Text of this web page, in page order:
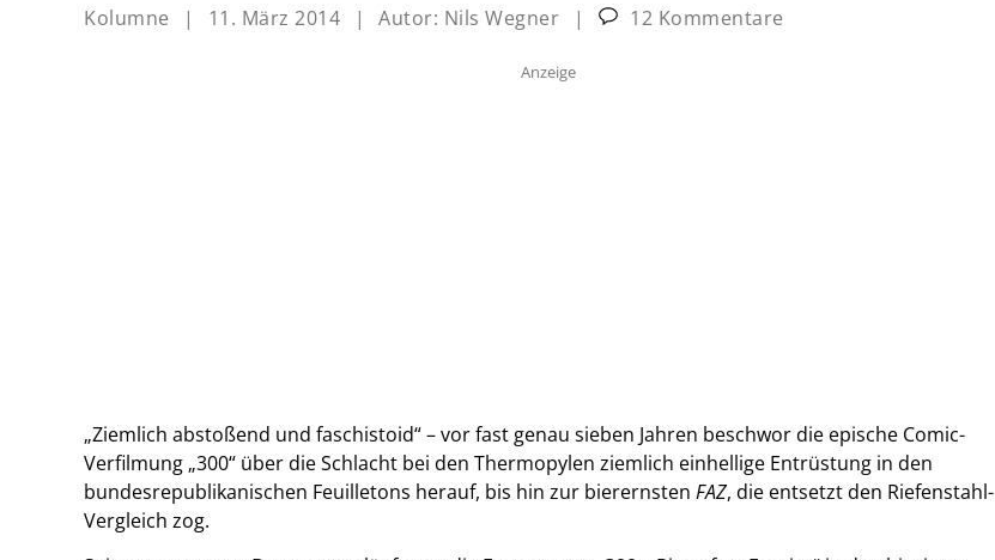
Kolumne | 11. März 2014 | Autor: Nils Wegner | 12 Kommentare
Anzeige
„Ziemlich abstoßend und faschistoid“ – vor fast genau sieben Jahren beschwor die epische Comic-
Verfilmung „300“ über die Schlacht bei den Thermopylen ziemlich einhellige Entrüstung in den
bundesrepublikanischen Feuilletons herauf, bis hin zur bierernsten FAZ, die entsetzt den Riefenstahl-
Vergleich zog.